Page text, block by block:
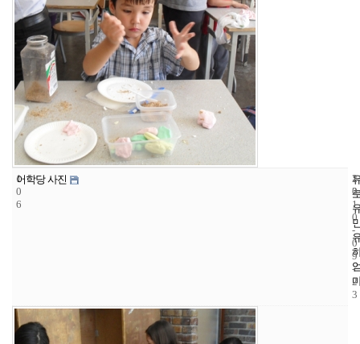
1
0
6
어학당 사진
1
2
2
0
1
0
-
0
9
-
2
3